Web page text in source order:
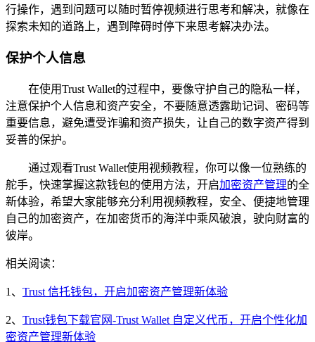
行操作，遇到问题可以随时暂停视频进行思考和解决，就像在
探索未知的道路上，遇到障碍时停下来思考解决办法。
保护个人信息
在使用Trust Wallet的过程中，要像守护自己的隐私一样，
注意保护个人信息和资产安全，不要随意透露助记词、密码等
重要信息，避免遭受诈骗和资产损失，让自己的数字资产得到
妥善的保护。
通过观看Trust Wallet使用视频教程，你可以像一位熟练的
舵手，快速掌握这款钱包的使用方法，开启加密资产管理的全
新体验，希望大家能够充分利用视频教程，安全、便捷地管理
自己的加密资产，在加密货币的海洋中乘风破浪，驶向财富的
彼岸。
相关阅读：
1、 Trust 信托钱包，开启加密资产管理新体验
2、 Trust钱包下载官网-Trust Wallet 自定义代币，开启个性化加
密资产管理新体验